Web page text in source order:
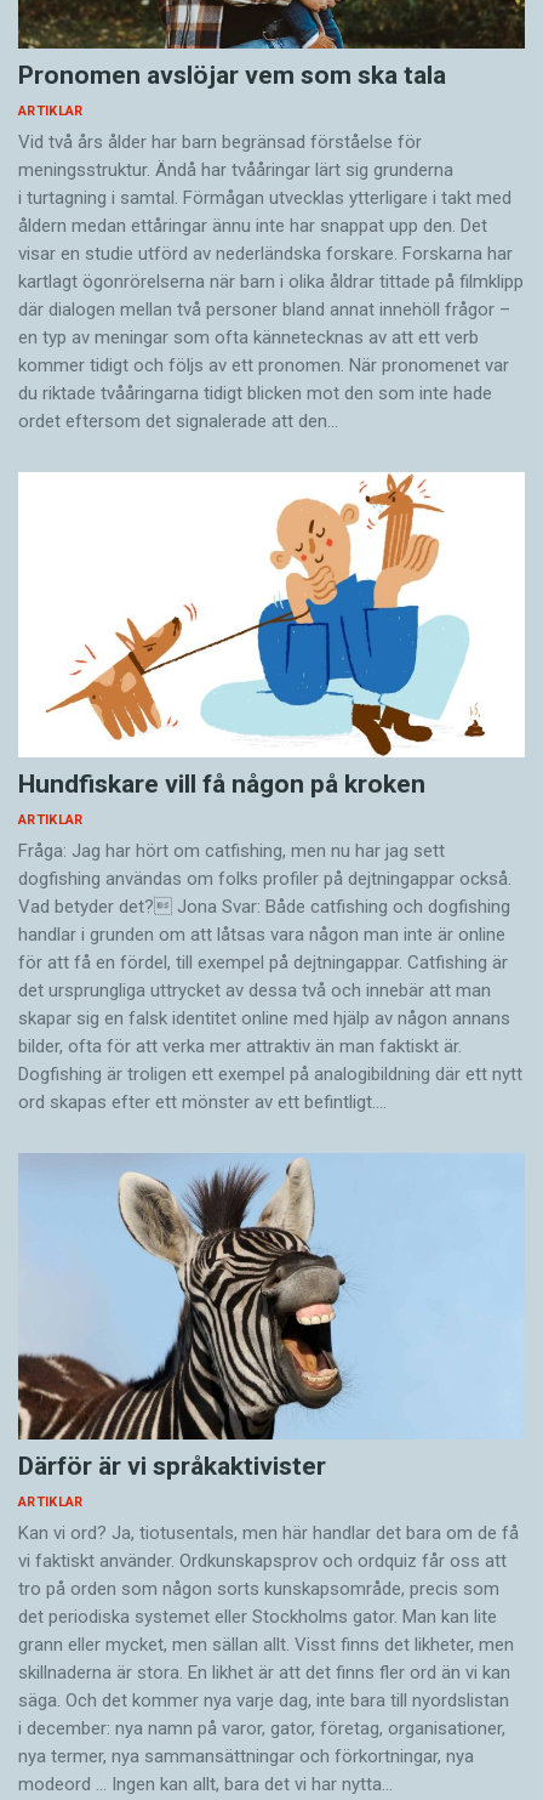
Pronomen avslöjar vem som ska tala
ARTIKLAR
Vid två års ålder har barn begränsad förståelse för
meningsstruktur. Ändå har tvååringar lärt sig grunderna
i turtagning i samtal. Förmågan utvecklas ytterligare i takt med
åldern medan ettåringar ännu inte har snappat upp den. Det
visar en studie utförd av nederländska forskare. Forskarna har
kartlagt ögonrörelserna när barn i olika åldrar tittade på filmklipp
där dialogen mellan två personer bland annat innehöll frågor –
en typ av meningar som ofta kännetecknas av att ett verb
kommer tidigt och följs av ett pronomen. När pronomenet var
du riktade tvååringarna tidigt blicken mot den som inte hade
ordet eftersom det ­signalerade att den…
Hundfiskare vill få någon på kroken
ARTIKLAR
Fråga: Jag har hört om catfishing, men nu har jag sett
dogfishing användas om folks profiler på dejtningappar också.
Vad betyder det? Jona Svar: Både catfishing och dogfishing
handlar i grunden om att låtsas vara någon man inte är online
för att få en fördel, till exempel på dejtningappar. Catfishing är
det ursprungliga uttrycket av dessa två och innebär att man
skapar sig en falsk identitet online med hjälp av någon annans
bilder, ofta för att verka mer attraktiv än man faktiskt är.
Dogfishing är troligen ett exempel på analogibildning där ett nytt
ord skapas efter ett mönster av ett befintligt.…
Därför är vi språkaktivister
ARTIKLAR
Kan vi ord? Ja, tiotusentals, men här handlar det bara om de få
vi faktiskt använder. Ordkunskapsprov och ordquiz får oss att
tro på orden som någon sorts kunskapsområde, precis som
det periodiska systemet eller Stockholms gator. Man kan lite
grann eller mycket, men sällan allt. Visst finns det likheter, men
skillnaderna är stora. En likhet är att det finns fler ord än vi kan
säga. Och det kommer nya varje dag, inte bara till nyordslistan
i december: nya namn på varor, gator, företag, organisationer,
nya termer, nya samman­sättningar och förkortningar, nya
modeord … Ingen kan allt, bara det vi har nytta…